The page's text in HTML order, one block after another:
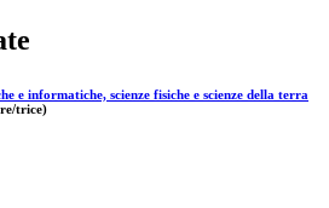
e informatiche, scienze fisiche e scienze della terra
trice)